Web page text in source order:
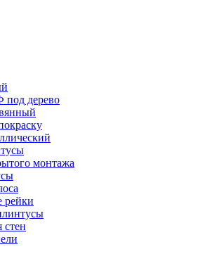
дерево
монтажа
рейки